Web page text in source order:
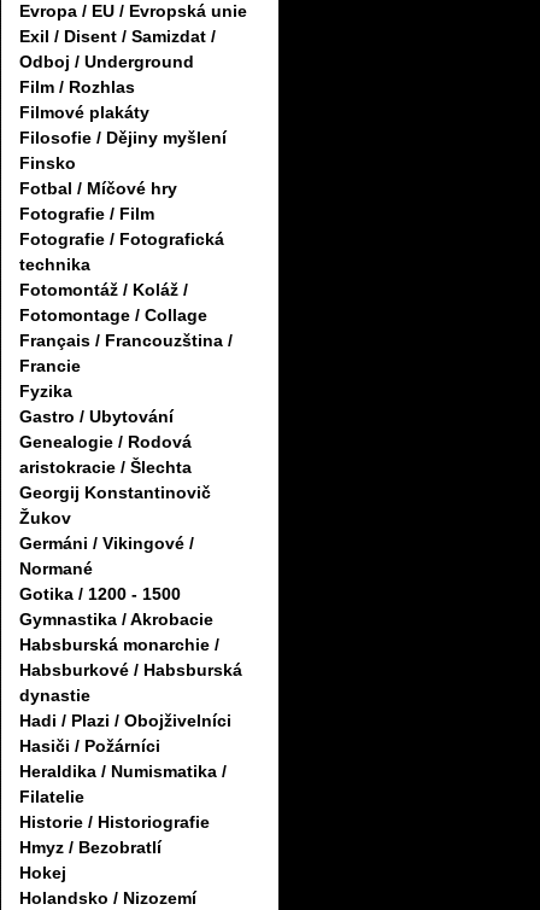
Evropa / EU / Evropská unie
Exil / Disent / Samizdat /
Odboj / Underground
Film / Rozhlas
Filmové plakáty
Filosofie / Dějiny myšlení
Finsko
Fotbal / Míčové hry
Fotografie / Film
Fotografie / Fotografická
technika
Fotomontáž / Koláž /
Fotomontage / Collage
Français / Francouzština /
Francie
Fyzika
Gastro / Ubytování
Genealogie / Rodová
aristokracie / Šlechta
Georgij Konstantinovič
Žukov
Germáni / Vikingové /
Normané
Gotika / 1200 - 1500
Gymnastika / Akrobacie
Habsburská monarchie /
Habsburkové / Habsburská
dynastie
Hadi / Plazi / Obojživelníci
Hasiči / Požárníci
Heraldika / Numismatika /
Filatelie
Historie / Historiografie
Hmyz / Bezobratlí
Hokej
Holandsko / Nizozemí